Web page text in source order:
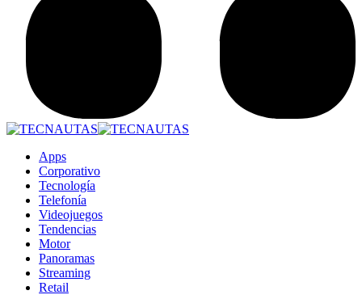
Apps
Corporativo
Tecnología
Telefonía
Videojuegos
Tendencias
Motor
Panoramas
Streaming
Retail